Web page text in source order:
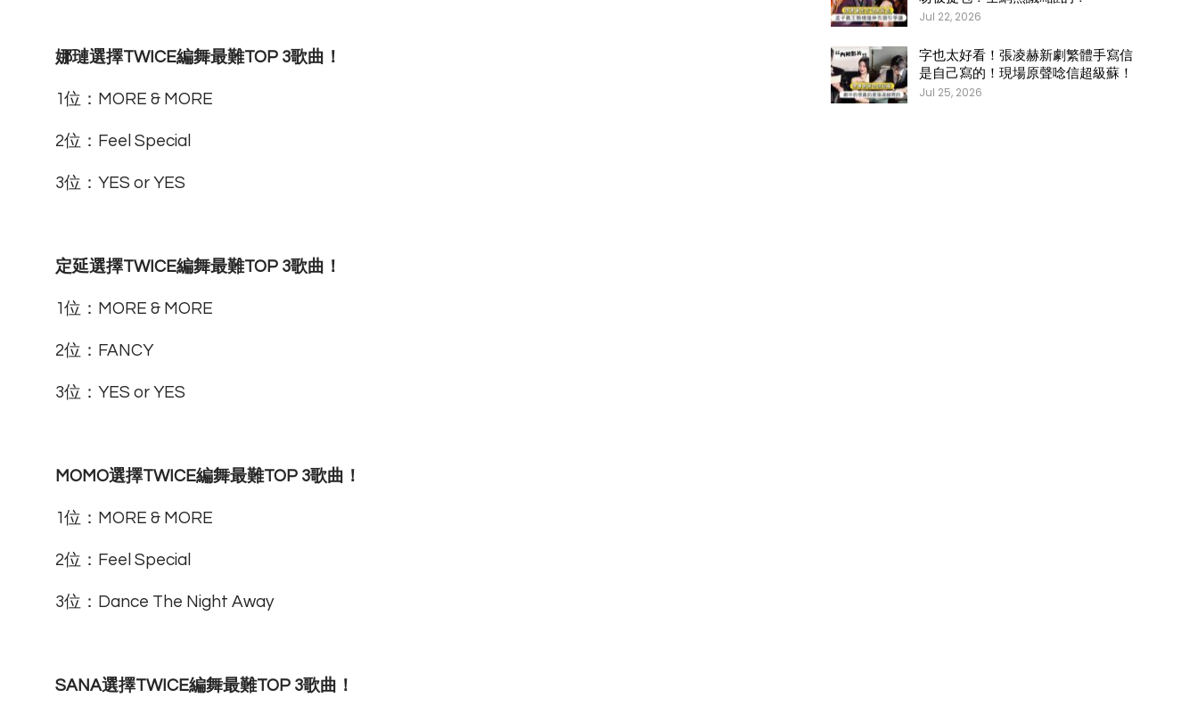
娜璉選擇TWICE編舞最難TOP 3歌曲！
1位：MORE & MORE
2位：Feel Special
3位：YES or YES
定延選擇TWICE編舞最難TOP 3歌曲！
1位：MORE & MORE
2位：FANCY
3位：YES or YES
MOMO選擇TWICE編舞最難TOP 3歌曲！
1位：MORE & MORE
2位：Feel Special
3位：Dance The Night Away
SANA選擇TWICE編舞最難TOP 3歌曲！
Jul 22, 2026
字也太好看！張凌赫新劇繁體手寫信
是自己寫的！現場原聲唸信超級蘇！
Jul 25, 2026